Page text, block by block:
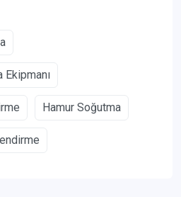
Hamur Soğutma